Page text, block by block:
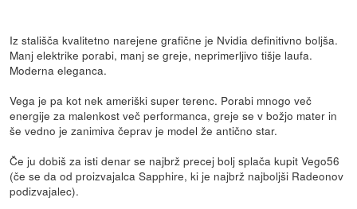
Iz stališča kvalitetno narejene grafične je Nvidia definitivno boljša.
Manj elektrike porabi, manj se greje, neprimerljivo tišje laufa.
Moderna eleganca.
Vega je pa kot nek ameriški super terenc. Porabi mnogo več
energije za malenkost več performanca, greje se v božjo mater in
še vedno je zanimiva čeprav je model že antično star.
Če ju dobiš za isti denar se najbrž precej bolj splača kupit Vego56
(če se da od proizvajalca Sapphire, ki je najbrž najboljši Radeonov
podizvajalec).